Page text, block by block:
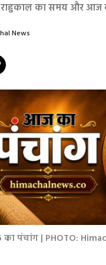
का समय और आज
News
पंचांग | PHOTO: